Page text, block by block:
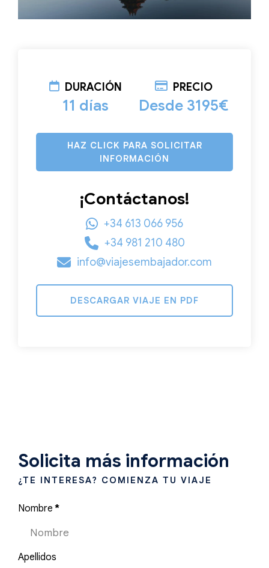
DURACIÓN
11 días
PRECIO
Desde 3195€
HAZ CLICK PARA SOLICITAR
INFORMACIÓN
¡Contáctanos!
+34 613 066 956
+34 981 210 480
info@viajesembajador.com
DESCARGAR VIAJE EN PDF
Solicita más información
¿TE INTERESA? COMIENZA TU VIAJE
Nombre *
Apellidos